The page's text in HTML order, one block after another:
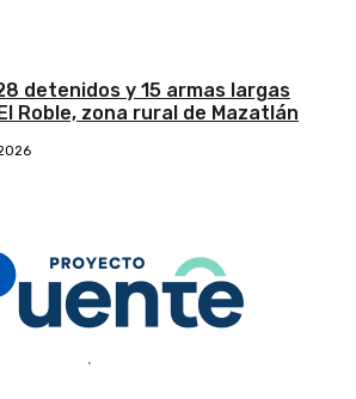
detenidos y 15 armas largas
Roble, zona rural de Mazatlán
.